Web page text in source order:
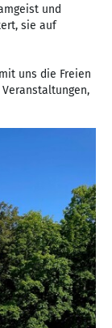
und
sie auf
uns die Freien